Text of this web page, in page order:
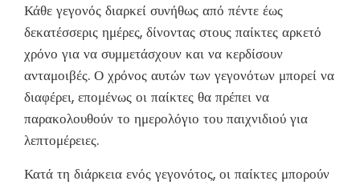
Κάθε γεγονός διαρκεί συνήθως από πέντε έως
δεκατέσσερις ημέρες, δίνοντας στους παίκτες αρκετό
χρόνο για να συμμετάσχουν και να κερδίσουν
ανταμοιβές. Ο χρόνος αυτών των γεγονότων μπορεί να
διαφέρει, επομένως οι παίκτες θα πρέπει να
παρακολουθούν το ημερολόγιο του παιχνιδιού για
λεπτομέρειες.
Κατά τη διάρκεια ενός γεγονότος, οι παίκτες μπορούν